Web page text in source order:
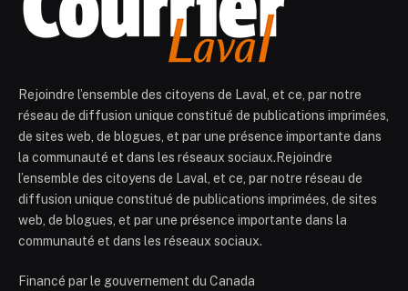
Rejoindre l’ensemble des citoyens de Laval, et ce, par notre
réseau de diffusion unique constitué de publications imprimées,
de sites web, de blogues, et par une présence importante dans
la communauté et dans les réseaux sociaux.Rejoindre
l’ensemble des citoyens de Laval, et ce, par notre réseau de
diffusion unique constitué de publications imprimées, de sites
web, de blogues, et par une présence importante dans la
communauté et dans les réseaux sociaux.
Financé par le gouvernement du Canada